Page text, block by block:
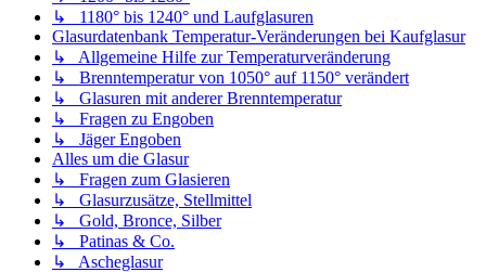
↳ 1180° bis 1240° und Laufglasuren
Glasurdatenbank Temperatur-Veränderungen bei Kaufglasur
↳ Allgemeine Hilfe zur Temperaturveränderung
↳ Brenntemperatur von 1050° auf 1150° verändert
↳ Glasuren mit anderer Brenntemperatur
↳ Fragen zu Engoben
↳ Jäger Engoben
Alles um die Glasur
↳ Fragen zum Glasieren
↳ Glasurzusätze, Stellmittel
↳ Gold, Bronce, Silber
↳ Patinas & Co.
↳ Ascheglasur